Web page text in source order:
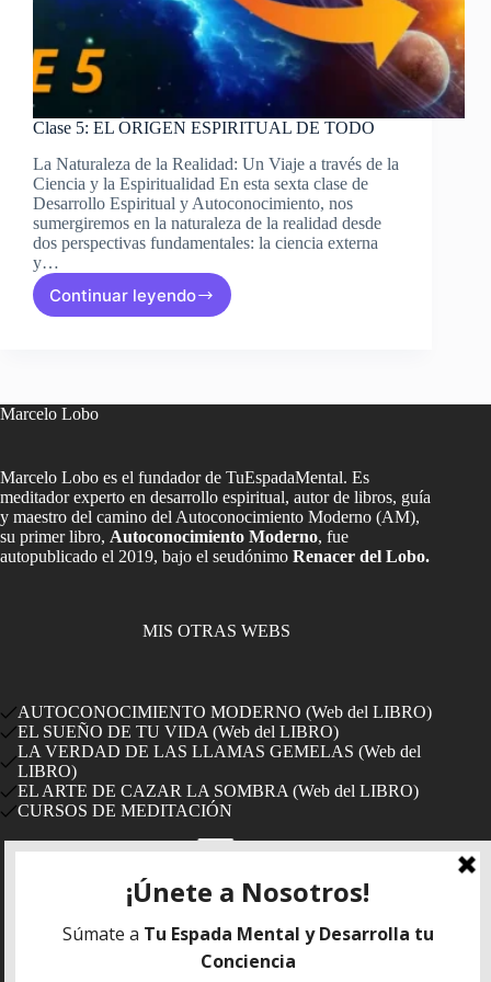
Clase 5: EL ORIGEN ESPIRITUAL DE TODO
La Naturaleza de la Realidad: Un Viaje a través de la
Ciencia y la Espiritualidad En esta sexta clase de
Desarrollo Espiritual y Autoconocimiento, nos
sumergiremos en la naturaleza de la realidad desde
dos perspectivas fundamentales: la ciencia externa
y…
Continuar leyendo
Clase
DE
Marcelo Lobo
Marcelo Lobo es el fundador de TuEspadaMental. Es
meditador experto en desarrollo espiritual, autor de libros, guía
y maestro del camino del Autoconocimiento Moderno (AM),
su primer libro, Autoconocimiento Moderno, fue
autopublicado el 2019, bajo el seudónimo Renacer del Lobo.
MIS OTRAS WEBS
AUTOCONOCIMIENTO MODERNO (Web del LIBRO)
EL SUEÑO DE TU VIDA (Web del LIBRO)
LA VERDAD DE LAS LLAMAS GEMELAS (Web del
LIBRO)
EL ARTE DE CAZAR LA SOMBRA (Web del LIBRO)
CURSOS DE MEDITACIÓN